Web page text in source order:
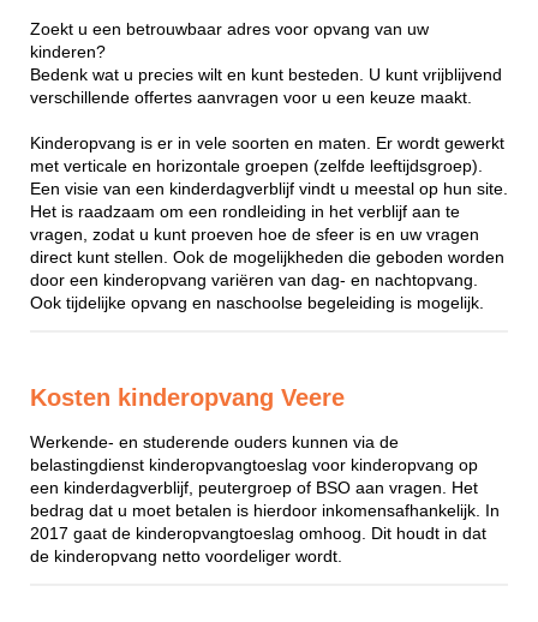
Zoekt u een betrouwbaar adres voor opvang van uw
kinderen?
Bedenk wat u precies wilt en kunt besteden. U kunt vrijblijvend
verschillende offertes aanvragen voor u een keuze maakt.
Kinderopvang is er in vele soorten en maten. Er wordt gewerkt
met verticale en horizontale groepen (zelfde leeftijdsgroep).
Een visie van een kinderdagverblijf vindt u meestal op hun site.
Het is raadzaam om een rondleiding in het verblijf aan te
vragen, zodat u kunt proeven hoe de sfeer is en uw vragen
direct kunt stellen. Ook de mogelijkheden die geboden worden
door een kinderopvang variëren van dag- en nachtopvang.
Ook tijdelijke opvang en naschoolse begeleiding is mogelijk.
Kosten kinderopvang Veere
Werkende- en studerende ouders kunnen via de
belastingdienst kinderopvangtoeslag voor kinderopvang op
een kinderdagverblijf, peutergroep of BSO aan vragen. Het
bedrag dat u moet betalen is hierdoor inkomensafhankelijk. In
2017 gaat de kinderopvangtoeslag omhoog. Dit houdt in dat
de kinderopvang netto voordeliger wordt.